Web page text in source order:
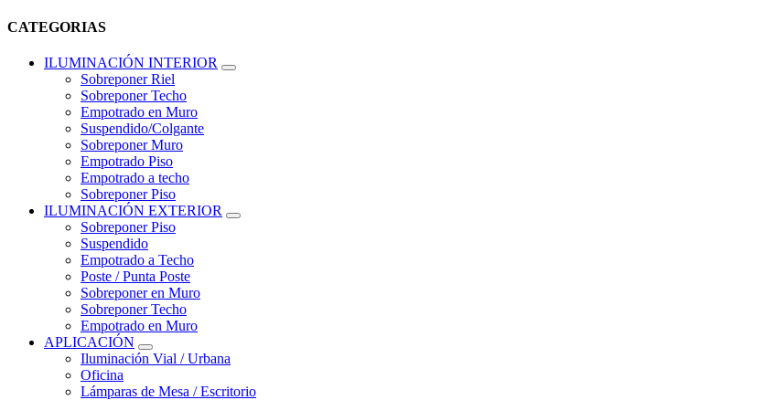
CATEGORIAS
ILUMINACIÓN INTERIOR
Sobreponer Riel
Sobreponer Techo
Empotrado en Muro
Suspendido/Colgante
Sobreponer Muro
Empotrado Piso
Empotrado a techo
Sobreponer Piso
ILUMINACIÓN EXTERIOR
Sobreponer Piso
Suspendido
Empotrado a Techo
Poste / Punta Poste
Sobreponer en Muro
Sobreponer Techo
Empotrado en Muro
APLICACIÓN
Iluminación Vial / Urbana
Oficina
Lámparas de Mesa / Escritorio